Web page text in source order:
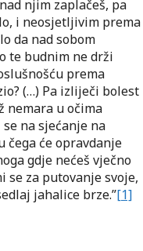
njim zaplačeš, pa
i neosjetljivim prema
da nad sobom
te budnim ne drži
prema
(…) Pa izliječi bolest
nemara u očima
na sjećanje na
čega će opravdanje
gdje nećeš vječno
za putovanje svoje,
jahalice brze.”[1]